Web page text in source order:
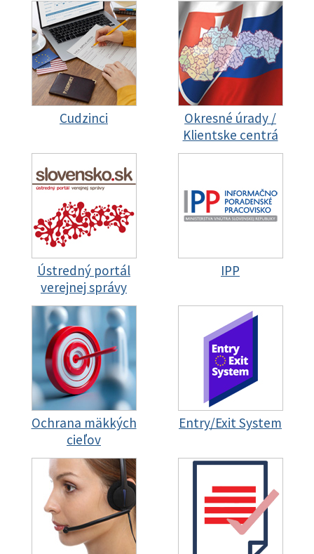
Cudzinci
Okresné úrady /
Klientske centrá
Ústredný portál
verejnej správy
IPP
Ochrana mäkkých
cieľov
Entry/Exit System